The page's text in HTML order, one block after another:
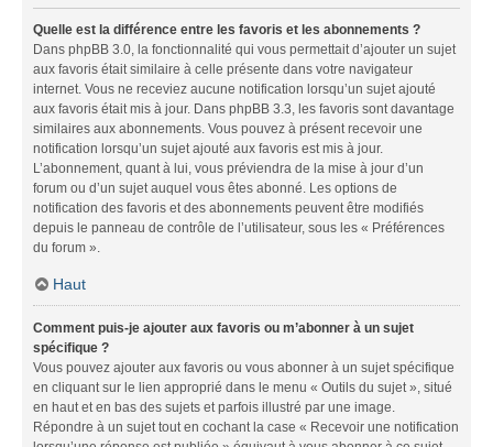
Quelle est la différence entre les favoris et les abonnements ?
Dans phpBB 3.0, la fonctionnalité qui vous permettait d’ajouter un sujet
aux favoris était similaire à celle présente dans votre navigateur
internet. Vous ne receviez aucune notification lorsqu’un sujet ajouté
aux favoris était mis à jour. Dans phpBB 3.3, les favoris sont davantage
similaires aux abonnements. Vous pouvez à présent recevoir une
notification lorsqu’un sujet ajouté aux favoris est mis à jour.
L’abonnement, quant à lui, vous préviendra de la mise à jour d’un
forum ou d’un sujet auquel vous êtes abonné. Les options de
notification des favoris et des abonnements peuvent être modifiés
depuis le panneau de contrôle de l’utilisateur, sous les « Préférences
du forum ».
Haut
Comment puis-je ajouter aux favoris ou m’abonner à un sujet
spécifique ?
Vous pouvez ajouter aux favoris ou vous abonner à un sujet spécifique
en cliquant sur le lien approprié dans le menu « Outils du sujet », situé
en haut et en bas des sujets et parfois illustré par une image.
Répondre à un sujet tout en cochant la case « Recevoir une notification